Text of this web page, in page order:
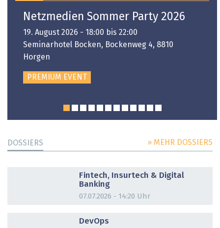
Netzmedien Sommer Party 2026
19. August 2026 - 18:00 bis 22:00
Seminarhotel Bocken, Bockenweg 4, 8810
Horgen
PREMIUM EVENT
DOSSIERS » MEHR DOSSIERS
Fintech, Insurtech & Digital
Banking
07.07.2026 - 14:20 Uhr
DevOps